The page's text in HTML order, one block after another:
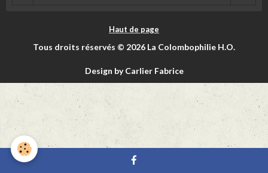
Haut de page
Tous droits réservés © 2026 La Colombophilie H.O.
Design by Carlier Fabrice